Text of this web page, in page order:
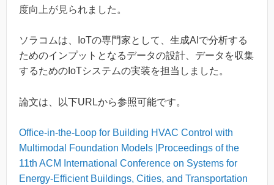
度向上が見られました。
ソラコムは、IoTの専門家として、生成AIで分析する
ためのインプットとなるデータの設計、データを収集
するためのIoTシステムの実装を担当しました。
論文は、以下URLから参照可能です。
Office-in-the-Loop for Building HVAC Control with
Multimodal Foundation Models |Proceedings of the
11th ACM International Conference on Systems for
Energy-Efficient Buildings, Cities, and Transportation